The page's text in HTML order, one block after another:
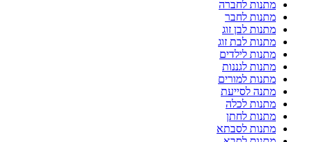
מתנות לחברה
מתנות לחבר
מתנות לבן זוג
מתנות לבת זוג
מתנות לילדים
מתנות לגננות
מתנות למורים
מתנה לסייעת
מתנות לכלה
מתנות לחתן
מתנות לסבתא